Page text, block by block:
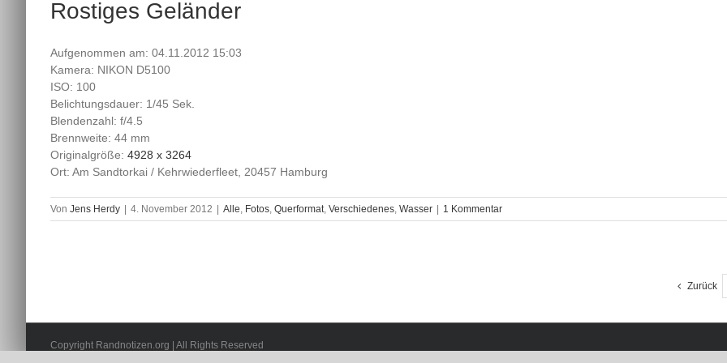
Rostiges Geländer
Aufgenommen am: 04.11.2012 15:03
Kamera: NIKON D5100
ISO: 100
Belichtungsdauer: 1/45 Sek.
Blendenzahl: f/4.5
Brennweite: 44 mm
Originalgröße: 4928 x 3264
Ort: Am Sandtorkai / Kehrwiederfleet, 20457 Hamburg
Von Jens Herdy 4. November 2012 Alle, Fotos, Querformat, Verschiedenes, Wasser 1 Kommentar
Zurück
Copyright Randnotizen.org | All Rights Reserved